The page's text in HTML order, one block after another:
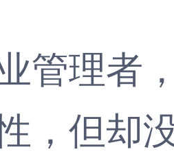
理者
，但却